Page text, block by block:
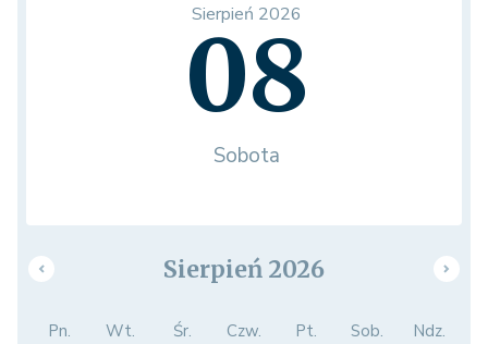
Sierpień 2026
08
Sobota
Sierpień 2026
Pn. Wt. Śr. Czw. Pt. Sob. Ndz.